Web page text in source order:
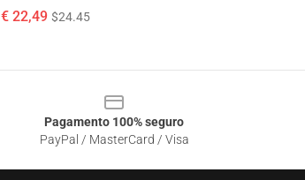
€ 22,49 $24.45
Pagamento 100% seguro
PayPal / MasterCard / Visa